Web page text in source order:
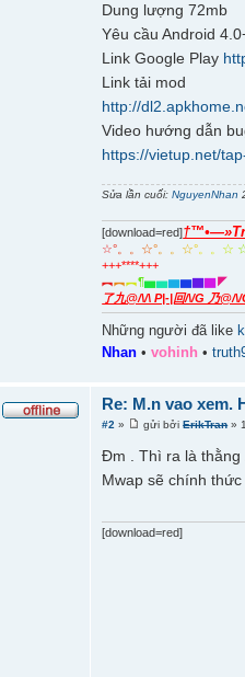
Dung lượng 72mb
Yêu cầu Android
Link Google Play
Link tải mod
http://
Video hướng dẫn
https://vietup.net/
Sửa lần cuối:NguyenNhan
[download=red]
☆° ☆° ☆° ☆
+++****+++
︻︻︻¶▅▅▆▆▇▇◤
了九@/\/\ P|-|回/\/G 乃@/\/
Những người đã like
Nhan •vohinh •
Re: M.n vao xem.
#2 » gửi bởiErikTran»
Đm . Thì ra là thằng
Mwap sẽ chính
[download=red]